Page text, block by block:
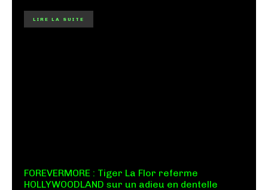
LIRE LA SUITE
FOREVERMORE : Tiger La Flor referme
HOLLYWOODLAND sur un adieu en dentelle